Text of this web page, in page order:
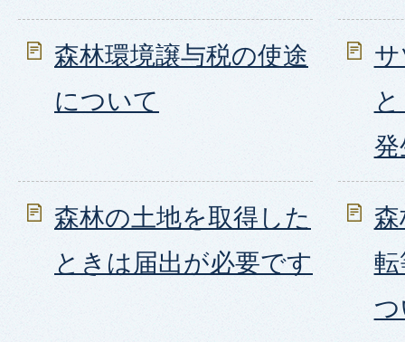
森林環境譲与税の使途
について
森林の土地を取得した
ときは届出が必要です